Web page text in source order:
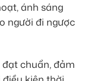
ánh sáng
người đi ngược
chuẩn, đảm